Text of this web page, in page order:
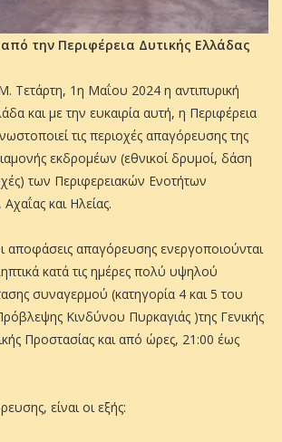
την Περιφέρεια Δυτικής Ελλάδας
Τετάρτη, 1η Μαΐου 2024 η αντιπυρική
και με την ευκαιρία αυτή, η Περιφέρεια
τις περιοχές απαγόρευσης της
εκδρομέων (εθνικοί δρυμοί, δάση
των Περιφερειακών Ενοτήτων
και Ηλείας.
αποφάσεις απαγόρευσης ενεργοποιούνται
κατά τις ημέρες πολύ υψηλού
συναγερμού (κατηγορία 4 και 5 του
Κινδύνου Πυρκαγιάς )της Γενικής
Προστασίας και από ώρες, 21:00 έως
είναι οι εξής: